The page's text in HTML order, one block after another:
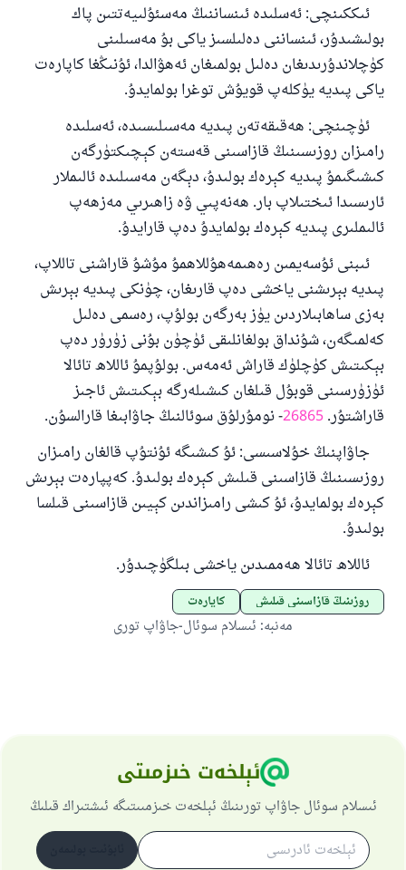
ئىككىنچى: ئەسلىدە ئىنساننىڭ مەسئۇلىيەتتىن پاك
بولىشىدۇر، ئىنساننى دەلىلسىز ياكى بۇ مەسىلىنى
كۈچلاندۇرىدىغان دەلىل بولمىغان ئەھۋالدا، ئۇنىڭغا كاپارەت
ياكى پىديە يۈكلەپ قويۇش توغرا بولمايدۇ.
ئۈچىنچى: ھەقىقەتەن پىديە مەسىلىسىدە، ئەسلىدە
رامىزان روزىسىنىڭ قازاسىنى قەستەن كېچىكتۈرگەن
كىشىگىمۇ پىديە كېرەك بولىدۇ، دېگەن مەسىلىدە ئالىملار
ئارىسىدا ئىختىلاپ بار. ھەنەپىي ۋە زاھىرىي مەزھەپ
ئالىملىرى پىديە كېرەك بولمايدۇ دەپ قارايدۇ.
ئىبنى ئۇسەيمىن رەھىمەھۇللاھمۇ مۇشۇ قاراشنى تاللاپ،
پىديە بېرىشنى ياخشى دەپ قارىغان، چۈنكى پىديە بېرىش
بەزى ساھابىلاردىن يۈز بەرگەن بولۇپ، رەسمى دەلىل
كەلمىگەن، شۇنداق بولغانلىقى ئۈچۈن بۇنى زۈرۈر دەپ
بېكىتىش كۈچلۈك قاراش ئەمەس. بولۇپمۇ ئاللاھ تائالا
ئۈزۈرسىنى قوبۇل قىلغان كىشىلەرگە بېكىتىش ئاجىز
قاراشتۇر.26865- نومۇرلۇق سوئالنىڭ جاۋابىغا قارالسۇن.
جاۋاپنىڭ خۇلاسىسى: ئۇ كىشىگە ئۇنتۇپ قالغان رامىزان
روزىسىنىڭ قازاسىنى قىلىش كېرەك بولىدۇ. كەپپارەت بېرىش
كېرەك بولمايدۇ، ئۇ كىشى رامىزاندىن كېيىن قازاسىنى قىلسا
بولىدۇ.
ئاللاھ تائالا ھەممىدىن ياخشى بىلگۈچىدۇر.
روزىنىڭ قازاسىنى قىلىش كاپارەت
مەنبە: ئىسلام سوئال-جاۋاپ تورى
ئېلخەت خىزمىتى
ئىسلام سوئال جاۋاپ تورىنىڭ ئېلخەت خىزمىىتىگە ئىشتىراك قىلىڭ